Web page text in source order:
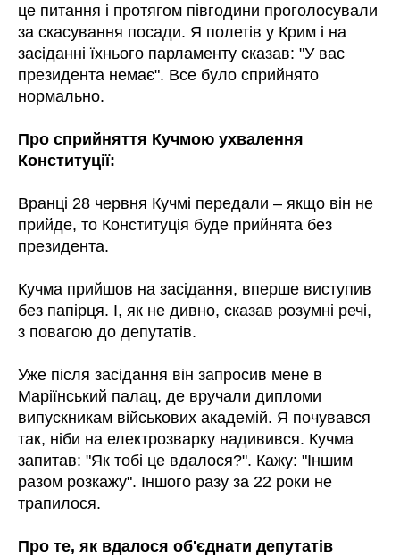
це питання і протягом півгодини проголосували
за скасування посади. Я полетів у Крим і на
засіданні їхнього парламенту сказав: "У вас
президента немає". Все було сприйнято
нормально.
Про сприйняття Кучмою ухвалення
Конституції:
Вранці 28 червня Кучмі передали – якщо він не
прийде, то Конституція буде прийнята без
президента.
Кучма прийшов на засідання, вперше виступив
без папірця. І, як не дивно, сказав розумні речі,
з повагою до депутатів.
Уже після засідання він запросив мене в
Маріїнський палац, де вручали дипломи
випускникам військових академій. Я почувався
так, ніби на електрозварку надивився. Кучма
запитав: "Як тобі це вдалося?". Кажу: "Іншим
разом розкажу". Іншого разу за 22 роки не
трапилося.
Про те, як вдалося об'єднати депутатів